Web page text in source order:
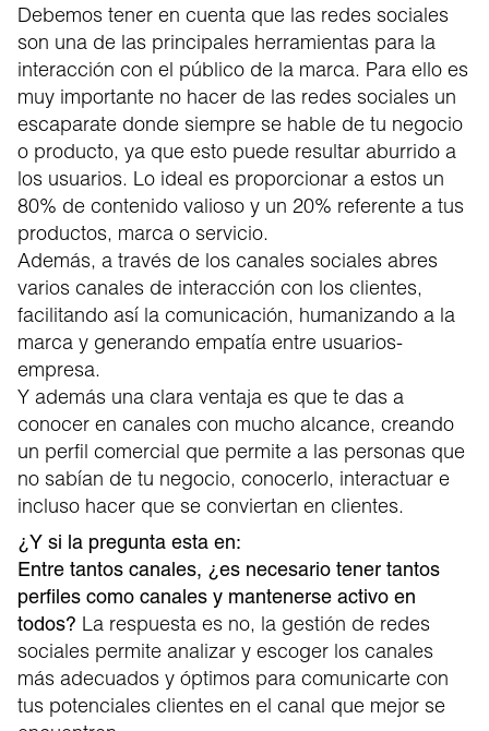
Debemos tener en cuenta que las redes sociales
son una de las principales herramientas para la
interacción con el público de la marca. Para ello es
muy importante no hacer de las redes sociales un
escaparate donde siempre se hable de tu negocio
o producto, ya que esto puede resultar aburrido a
los usuarios. Lo ideal es proporcionar a estos un
80% de contenido valioso y un 20% referente a tus
productos, marca o servicio.
Además, a través de los canales sociales abres
varios canales de interacción con los clientes,
facilitando así la comunicación, humanizando a la
marca y generando empatía entre usuarios-
empresa.
Y además una clara ventaja es que te das a
conocer en canales con mucho alcance, creando
un perfil comercial que permite a las personas que
no sabían de tu negocio, conocerlo, interactuar e
incluso hacer que se conviertan en clientes.
¿Y si la pregunta esta en:
Entre tantos canales, ¿es necesario tener tantos
perfiles como canales y mantenerse activo en
todos? La respuesta es no, la gestión de redes
sociales permite analizar y escoger los canales
más adecuados y óptimos para comunicarte con
tus potenciales clientes en el canal que mejor se